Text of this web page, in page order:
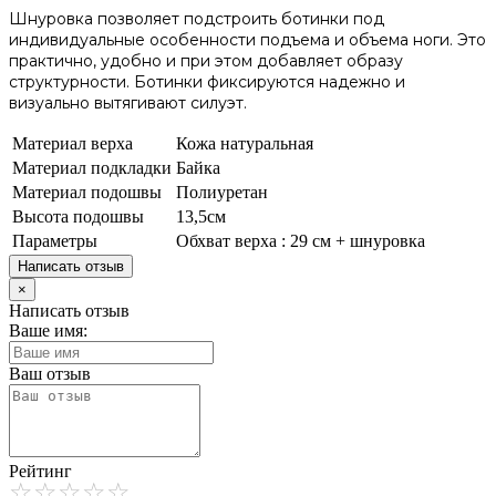
Шнуровка позволяет подстроить ботинки под
индивидуальные особенности подъема и объема ноги. Это
практично, удобно и при этом добавляет образу
структурности. Ботинки фиксируются надежно и
визуально вытягивают силуэт.
Материал верха
Кожа натуральная
Материал подкладки Байка
Материал подошвы
Полиуретан
Высота подошвы
13,5см
Параметры
Обхват верха : 29 см + шнуровка
Написать отзыв
×
Написать отзыв
Ваше имя:
Ваш отзыв
Рейтинг